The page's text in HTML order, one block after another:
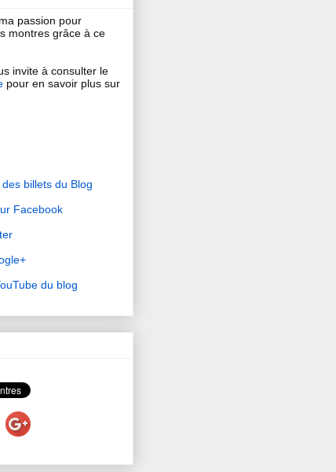
passion pour
montres grâce à ce
invite à consulter le
pour en savoir plus sur
billets du Blog
Facebook
du blog